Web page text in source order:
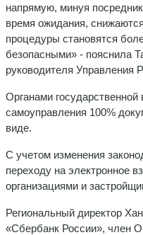
напрямую, минуя
время ожидания,
процедуры становятся
безопасными» - пояснила
руководителя
Органами государственной
самоуправления 100%
виде.
С учетом изменения
переходу на электронное
организациями и
Региональный директор
«Сбербанк России», член